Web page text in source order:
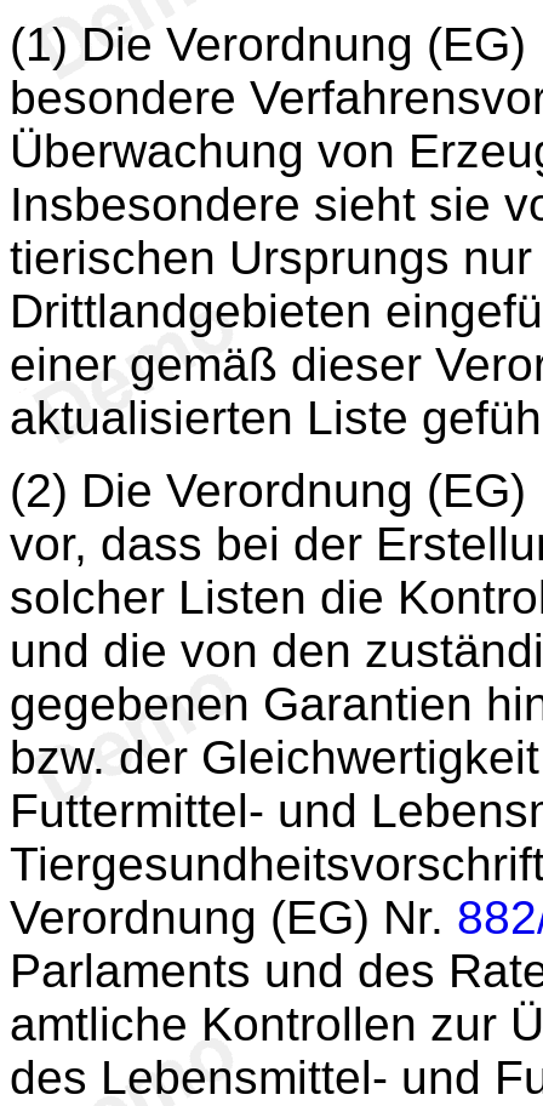
(1) Die Verordnung
besondere
Überwachung von
Insbesondere sieht sie
tierischen Ursprungs
Drittlandgebieten
einer gemäß dieser
aktualisierten Liste
(2) Die Verordnung
vor, dass bei der
solcher Listen die
und die von den
gegebenen Garantien
bzw. der
Futtermittel- und
Verordnung (EG) Nr.
Parlaments und des
amtliche Kontrollen zur
des Lebensmittel- und